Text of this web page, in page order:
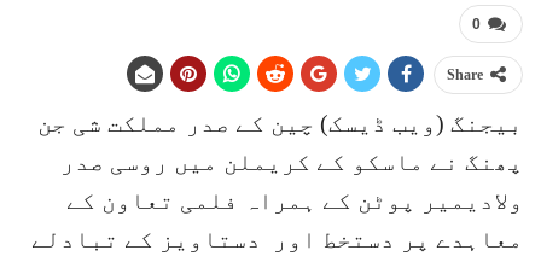
0
Share
بیجنگ (ویب ڈیسک) چین کے صدر مملکت شی جن
پھنگ نے ماسکو کے کریملن میں روسی صدر
ولادیمیر پوٹن کے ہمراہ فلمی تعاون کے
معاہدے پر دستخط اور دستاویز کے تبادلے